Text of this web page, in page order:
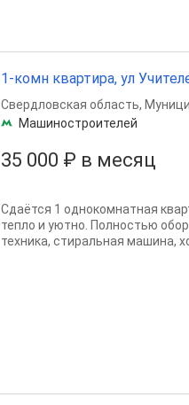
1-комн квартира, ул
35 000 ₽ в месяц
Свердловская область,
Машиностроителей
Сдаётся 1 однокомнатная
тепло и уютно. Полностью
техника, стиральная машина,